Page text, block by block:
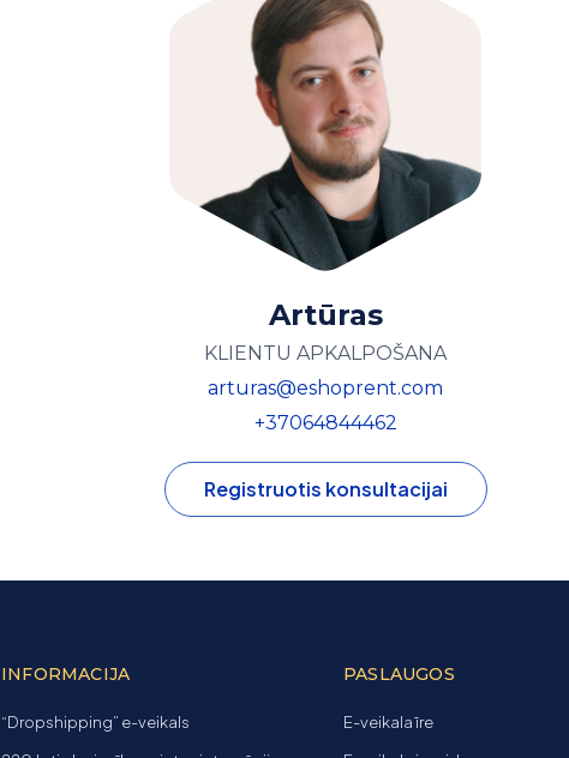
Artūras
KLIENTU APKALPOŠANA
arturas@eshoprent.com
+37064844462
Registruotis konsultacijai
INFORMACIJA
“Dropshipping” e-veikals
PASLAUGOS
E-veikala īre